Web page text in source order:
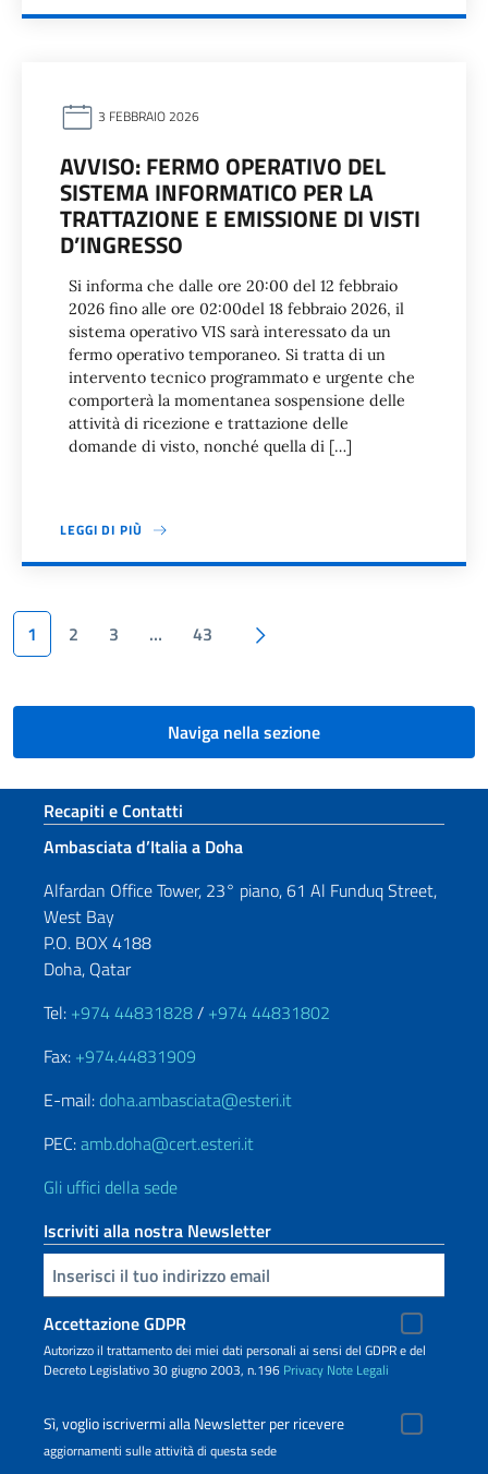
3 FEBBRAIO 2026
AVVISO: FERMO OPERATIVO DEL
SISTEMA INFORMATICO PER LA
TRATTAZIONE E EMISSIONE DI VISTI
D’INGRESSO
Si informa che dalle ore 20:00 del 12 febbraio
2026 fino alle ore 02:00del 18 febbraio 2026, il
sistema operativo VIS sarà interessato da un
fermo operativo temporaneo. Si tratta di un
intervento tecnico programmato e urgente che
comporterà la momentanea sospensione delle
attività di ricezione e trattazione delle
domande di visto, nonché quella di […]
LEGGI DI PIÙ
Paginazione
1 2 3 … 43
Naviga nella sezione
Sezione footer
Recapiti e Contatti
Ambasciata d’Italia a Doha
Alfardan Office Tower, 23° piano, 61 Al Funduq Street,
West Bay
P.O. BOX 4188
Doha, Qatar
Tel: +974 44831828/ +974 44831802
Fax: +974.44831909
E-mail: doha.ambasciata@esteri.it
PEC:amb.doha@cert.esteri.it
Gli uffici della sede
Iscriviti alla nostra Newsletter
Inserisci la tua email
Accettazione GDPR
Autorizzo il trattamento dei miei dati personali ai sensi del GDPR e del
Decreto Legislativo 30 giugno 2003, n.196 Privacy Note Legali
Sì, voglio iscrivermi alla Newsletter per ricevere
aggiornamenti sulle attività di questa sede